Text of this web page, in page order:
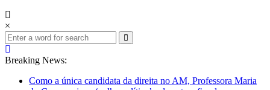
×
Breaking News:
Como a única candidata da direita no AM, Professora Maria